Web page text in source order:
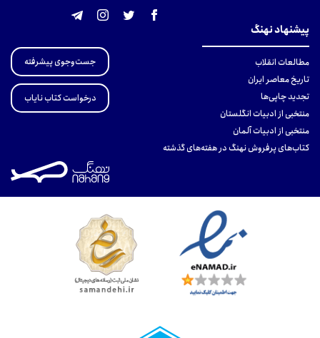
پیشنهاد نهنگ
مطالعات انقلاب
تاریخ معاصر ایران
تجدید چاپی‌ها
منتخبی از ادبیات انگلستان
منتخبی از ادبیات آلمان
کتاب‌های پرفروش نهنگ در هفته‌های گذشته
جست‌وجوی پیشرفته
درخواست کتاب نایاب